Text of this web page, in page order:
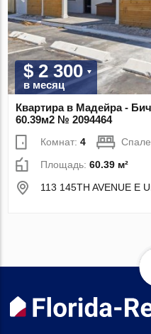
$ 2 300
в месяц
Квартира в Мадейра -
60.39м2 № 2094464
Комнат:4
Площадь:60.39 м²
113 145TH AVENUE E